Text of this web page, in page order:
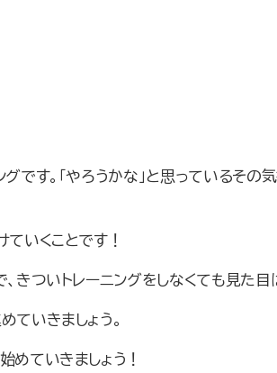
です。「やろうかな」と思っているその
ていくことです！
きついトレーニングをしなくても見た目
ていきましょう。
めていきましょう！